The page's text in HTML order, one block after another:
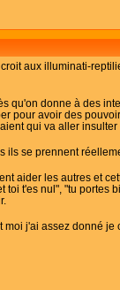
aux illuminati-
qu'on donne à des
pour avoir des
qui va aller insulter
ils se prennent
aider les autres et
t'es nul", "tu
j'ai assez donné je